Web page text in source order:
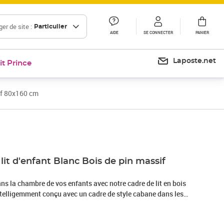
de site : Particulier
AIDE SE CONNECTER PANIER
Prince Laposte.net
80x160 cm
lit d'enfant Blanc Bois de pin massif
la chambre de vos enfants avec notre cadre de lit en bois
conçu avec un cadre de style cabane dans les
des rideaux de lit pour créer de l'intimité pour votre